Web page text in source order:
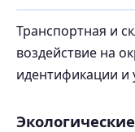
Транспортная и
воздействие на
идентификации и